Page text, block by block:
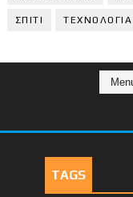
ΣΠΙΤΙ ΤΕΧΝΟΛΟΓΙΑ
TAGS